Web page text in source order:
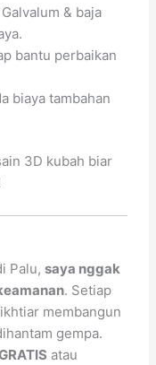
Galvalum & baja
bantu perbaikan
biaya tambahan
3D kubah biar
Palu,saya nggak
. Setiap
membangun
gempa.
atau